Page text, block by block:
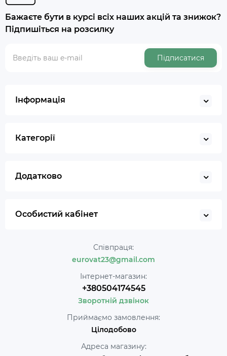
Бажаєте бути в курсі всіх наших акцій та знижок?
Підпишіться на розсилку
Підписатися
Інформація
Категорії
Додатково
Особистий кабінет
Співпраця:
eurovat23@gmail.com
Інтернет-магазин:
+380504174545
Зворотній дзвінок
Приймаємо замовлення:
Цілодобово
Адреса магазину: